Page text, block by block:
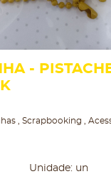
-
Scrapbooking
Unidade: un